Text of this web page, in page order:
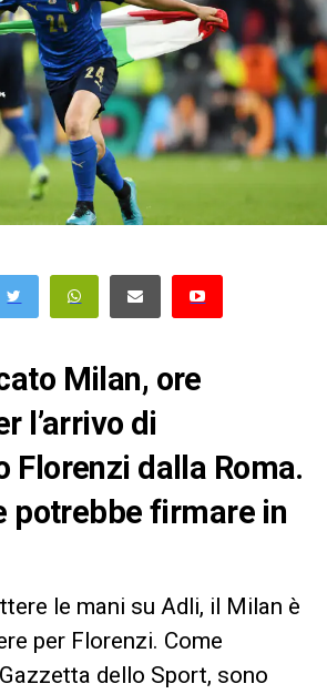
Milan, ore
l’arrivo di
Florenzi dalla Roma.
potrebbe firmare in
le mani su Adli, il Milan è
per Florenzi. Come
dello Sport, sono